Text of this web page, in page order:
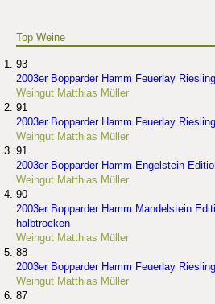
Top Weine
93
2003er Bopparder Hamm Feuerlay
Weingut Matthias Müller
91
2003er Bopparder Hamm Feuerlay
Weingut Matthias Müller
91
2003er Bopparder Hamm Engelstein
Weingut Matthias Müller
90
2003er Bopparder Hamm Mandelstein
halbtrocken
Weingut Matthias Müller
88
2003er Bopparder Hamm Feuerlay
Weingut Matthias Müller
87